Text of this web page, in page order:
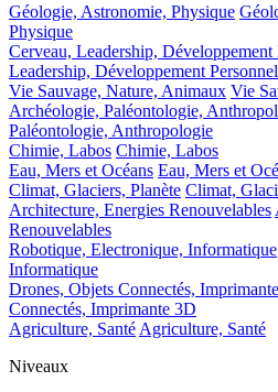
Géologie, Astronomie, Physique
Physique
Cerveau, Leadership, Développement
Leadership, Développement Personnel
Vie Sauvage, Nature, Animaux Vie
Archéologie, Paléontologie,
Paléontologie, Anthropologie
Chimie, Labos Chimie, Labos
Eau, Mers et Océans Eau, Mers et
Climat, Glaciers, Planète Climat,
Architecture, Energies Renouvelables
Renouvelables
Robotique, Electronique, Informatique
Informatique
Drones, Objets Connectés,
Connectés, Imprimante 3D
Agriculture, Santé Agriculture, Santé
Niveaux